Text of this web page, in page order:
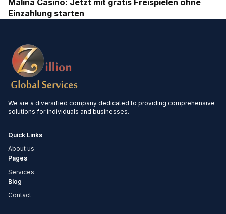
Malina Casino: Jetzt mit gratis Freispielen ohne
Einzahlung starten
We are a diversified company dedicated to providing comprehensive
solutions for individuals and businesses.
Quick Links
About us
Pages
Services
Blog
Contact